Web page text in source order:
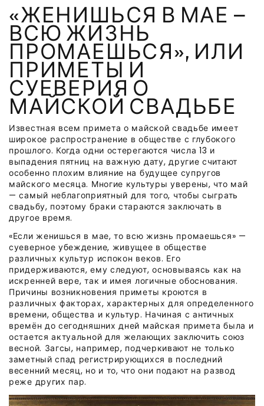
«ЖЕНИШЬСЯ В МАЕ —
ВСЮ ЖИЗНЬ
ПРОМАЕШЬСЯ», ИЛИ
ПРИМЕТЫ И
СУЕВЕРИЯ О
МАЙСКОЙ СВАДЬБЕ
Известная всем примета о майской свадьбе имеет
широкое распространение в обществе с глубокого
прошлого. Когда одни остерегаются числа 13 и
выпадения пятниц на важную дату, другие считают
особенно плохим влияние на будущее супругов
майского месяца. Многие культуры уверены, что май
— самый неблагоприятный для того, чтобы сыграть
свадьбу, поэтому браки стараются заключать в
другое время.
«Если женишься в мае, то всю жизнь промаешься» —
суеверное убеждение, живущее в обществе
различных культур испокон веков. Его
придерживаются, ему следуют, основываясь как на
искренней вере, так и имея логичные обоснования.
Причины возникновения приметы кроются в
различных факторах, характерных для определенного
времени, общества и культур. Начиная с античных
времён до сегодняшних дней майская примета была и
остается актуальной для желающих заключить союз
весной. Загсы, например, подчеркивают не только
заметный спад регистрирующихся в последний
весенний месяц, но и то, что они подают на развод
реже других пар.